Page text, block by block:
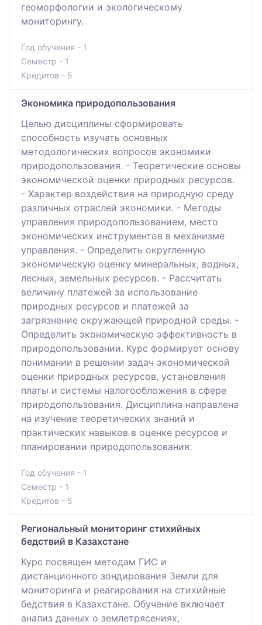
геоморфологии и экологическому
мониторингу.
Год обучения - 1
Семестр - 1
Кредитов - 5
Экономика природопользования
Целью дисциплины сформировать
способность изучать основных
методологических вопросов экономики
природопользования. - Теоретические основы
экономической оценки природных ресурсов.
- Характер воздействия на природную среду
различных отраслей экономики. - Методы
управления природопользованием, место
экономических инструментов в механизме
управления. - Определить округленную
экономическую оценку минеральных, водных,
лесных, земельных ресурсов. - Рассчитать
величину платежей за использование
природных ресурсов и платежей за
загрязнение окружающей природной среды. -
Определить экономическую эффективность в
природопользовании. Курс формирует основу
понимании в решении задач экономической
оценки природных ресурсов, установления
платы и системы налогообложения в сфере
природопользования. Дисциплина направлена
на изучение теоретических знаний и
практических навыков в оценке ресурсов и
планировании природопользования.
Год обучения - 1
Семестр - 1
Кредитов - 5
Региональный мониторинг стихийных
бедствий в Казахстане
Курс посвящен методам ГИС и
дистанционного зондирования Земли для
мониторинга и реагирования на стихийные
бедствия в Казахстане. Обучение включает
анализ данных о землетрясениях,